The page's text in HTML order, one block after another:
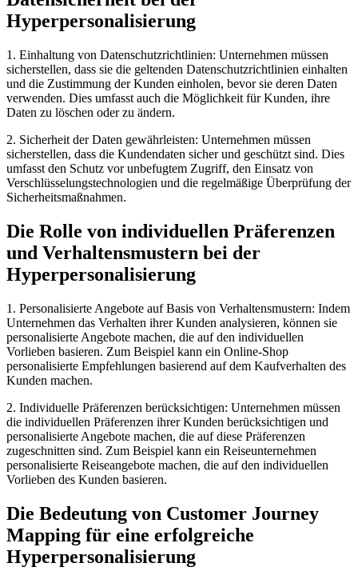
Hyperpersonalisierung
1. Einhaltung von Datenschutzrichtlinien: Unternehmen müssen
sicherstellen, dass sie die geltenden Datenschutzrichtlinien einhalten
und die Zustimmung der Kunden einholen, bevor sie deren Daten
verwenden. Dies umfasst auch die Möglichkeit für Kunden, ihre
Daten zu löschen oder zu ändern.
2. Sicherheit der Daten gewährleisten: Unternehmen müssen
sicherstellen, dass die Kundendaten sicher und geschützt sind. Dies
umfasst den Schutz vor unbefugtem Zugriff, den Einsatz von
Verschlüsselungstechnologien und die regelmäßige Überprüfung der
Sicherheitsmaßnahmen.
Die Rolle von individuellen Präferenzen
und Verhaltensmustern bei der
Hyperpersonalisierung
1. Personalisierte Angebote auf Basis von Verhaltensmustern: Indem
Unternehmen das Verhalten ihrer Kunden analysieren, können sie
personalisierte Angebote machen, die auf den individuellen
Vorlieben basieren. Zum Beispiel kann ein Online-Shop
personalisierte Empfehlungen basierend auf dem Kaufverhalten des
Kunden machen.
2. Individuelle Präferenzen berücksichtigen: Unternehmen müssen
die individuellen Präferenzen ihrer Kunden berücksichtigen und
personalisierte Angebote machen, die auf diese Präferenzen
zugeschnitten sind. Zum Beispiel kann ein Reiseunternehmen
personalisierte Reiseangebote machen, die auf den individuellen
Vorlieben des Kunden basieren.
Die Bedeutung von Customer Journey
Mapping für eine erfolgreiche
Hyperpersonalisierung